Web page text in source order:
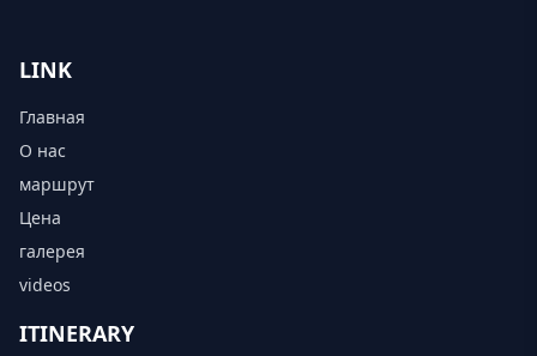
LINK
Главная
О нас
маршрут
Цена
галерея
videos
ITINERARY